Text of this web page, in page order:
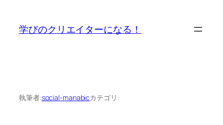
学びのクリエイターになる！
執筆者:social-manabicカテゴリ: